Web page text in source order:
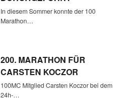
In diesem Sommer konnte der 100
Marathon…
200. MARATHON FÜR
CARSTEN KOCZOR
100MC Mitglied Carsten Koczor bei dem
24h-…